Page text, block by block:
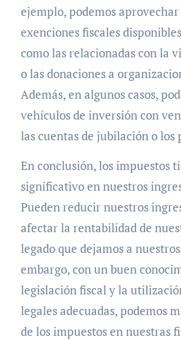
ejemplo, podemos
exenciones fiscales
como las relacionadas con la
o las donaciones a
Además, en algunos casos,
vehículos de inversión con
las cuentas de jubilación o los
En conclusión, los impuestos
significativo en nuestros
Pueden reducir nuestros
afectar la rentabilidad de
legado que dejamos a
embargo, con un buen
legislación fiscal y la
legales adecuadas, podemos
de los impuestos en nuestras